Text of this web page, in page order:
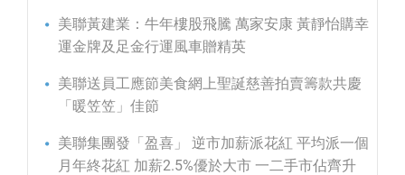
美聯黃建業：牛年樓股飛騰 萬家安康 黃靜怡購幸
運金牌及足金行運風車贈精英
美聯送員工應節美食網上聖誕慈善拍賣籌款共慶
「暖笠笠」佳節
美聯集團發「盈喜」 逆市加薪派花紅 平均派一個
月年終花紅 加薪2.5%優於大市 一二手市佔齊升